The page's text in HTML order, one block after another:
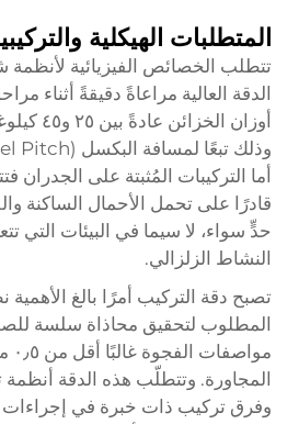
المتطلبات الهيكلية
الدقة العالية مراعاةً دقيقةً أثناء
أوزان
أما التركيبات المُثبتة على الجدران
قادرًا على تحمل الأحمال الساكنة
حدٍّ سواء، لا سيما في البيئات التي
النشاط الزلزالي.
تصبح دقة التركيب أمرًا بالغ
المطلوب لتحقيق محاذاة سلسة
المجاورة. وتتطلّب هذه الدقة